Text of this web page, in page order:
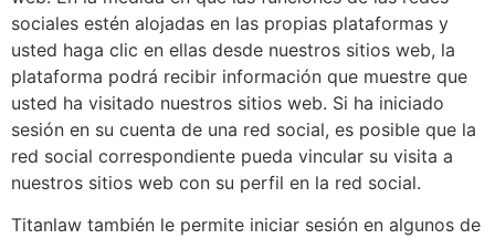
sociales estén alojadas en las propias plataformas y
usted haga clic en ellas desde nuestros sitios web, la
plataforma podrá recibir información que muestre que
usted ha visitado nuestros sitios web. Si ha iniciado
sesión en su cuenta de una red social, es posible que la
red social correspondiente pueda vincular su visita a
nuestros sitios web con su perfil en la red social.
Titanlaw también le permite iniciar sesión en algunos de